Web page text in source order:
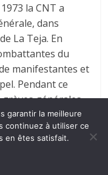
la CNT a
dans
La Teja. En
du
manifestantes et
Pendant ce
générales
syndical,
s’est rendu au
horaires
et elles n’ont pas
garantir la meilleure
continuez à utiliser ce
en êtes satisfait.